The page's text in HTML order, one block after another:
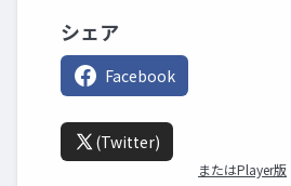
シェア
Facebook
(Twitter)
またはPlayer版